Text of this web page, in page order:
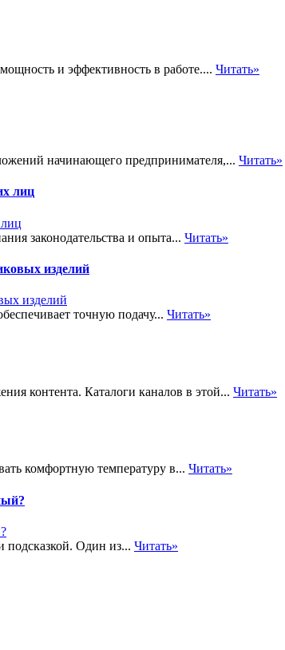
и эффективность в работе.... Читать»
начинающего предпринимателя,... Читать»
лиц
законодательства и опыта... Читать»
изделий
точную подачу... Читать»
контента. Каталоги каналов в этой... Читать»
комфортную температуру в... Читать»
подсказкой. Один из... Читать»